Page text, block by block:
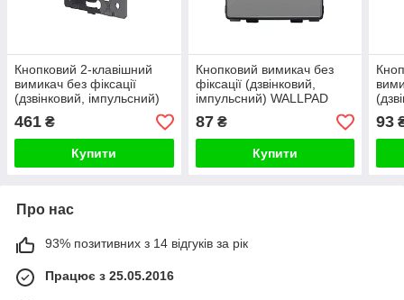
Кнопковий 2-клавішний
вимикач без фіксації
(дзвінковий, імпульсний)
LIVOLO сірий, без рамки
461 ₴
Купити
Кнопковий вимикач без
фіксації (дзвінковий,
імпульсний) WALLPAD
сірий, без рамки
87₴
Купити
93
Про нас
93% позитивних з 14 відгуків за рік
Працює з 25.05.2016